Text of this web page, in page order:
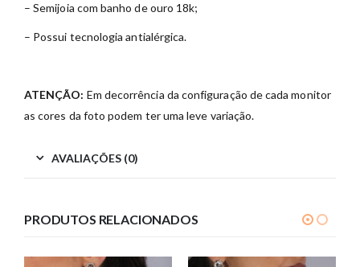
– Semijoia com banho de ouro 18k;
– Possui tecnologia antialérgica.
ATENÇÃO: Em decorrência da configuração de cada monitor
as cores da foto podem ter uma leve variação.
AVALIAÇÕES (0)
PRODUTOS RELACIONADOS